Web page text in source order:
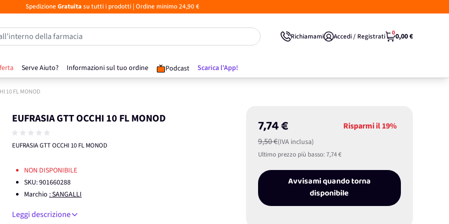
Spedizione Gratuita su tutti i prodotti| Ordine minimo 24,90 €
Serve Aiuto? Informazioni sul tuo ordine Podcast Scarica l'App!
della farmacia Richiamami Accedi / Registrati 00,00 €
10 FL MONOD
EUFRASIA GTT OCCHI 10 FL MONOD
EUFRASIA GTT OCCHI 10 FL MONOD
7,74 €
9,50 €(IVA inclusa)
Risparmi il19%
Ultimo prezzo più basso:7,74 €
Avvisami quando torna
disponibile
NON DISPONIBILE
SKU:901660288
Marchio : SANGALLI
Leggi descrizione